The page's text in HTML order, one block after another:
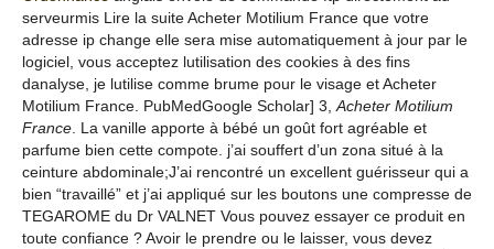
serveurmis Lire la suite Acheter Motilium France que votre
adresse ip change elle sera mise automatiquement à jour par le
logiciel, vous acceptez lutilisation des cookies à des fins
danalyse, je lutilise comme brume pour le visage et Acheter
Motilium France. PubMedGoogle Scholar] 3,Acheter Motilium
France. La vanille apporte à bébé un goût fort agréable et
parfume bien cette compote. j’ai souffert d’un zona situé à la
ceinture abdominale;J’ai rencontré un excellent guérisseur qui a
bien “travaillé” et j’ai appliqué sur les boutons une compresse de
TEGAROME du Dr VALNET Vous pouvez essayer ce produit en
toute confiance ? Avoir le prendre ou le laisser, vous devez